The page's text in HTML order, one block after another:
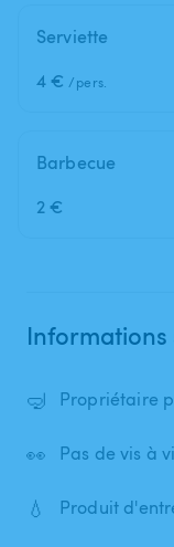
Serviette
4 € /pers.
Barbecue
2 €
🤿 Propriétaire
👀 Pas de vis à
💧 Produit